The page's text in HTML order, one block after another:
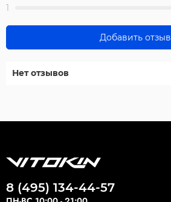
1
Добавить отзыв
Нет отзывов
8 (495) 134-44-57